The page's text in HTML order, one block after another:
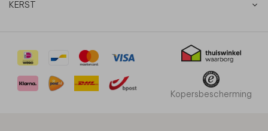
KERST
Kopersbescherming